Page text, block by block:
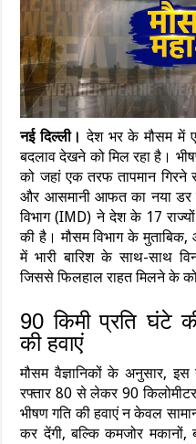
नई दिल्ली। देश भर के मौसम में
बदलाव देखने को मिल रहा है।
को जहां एक तरफ तापमान गिरने
और आसमानी आफत का नया डर
विभाग (IMD) ने देश के 17
की है। मौसम विभाग के
में भारी बारिश के साथ-साथ
जिससे फिलहाल राहत मिलने के
90 किमी प्रति घंटे
की हवाएं
मौसम वैज्ञानिकों के अनुसार,
रफ्तार 80 से लेकर 90
भीषण गति की हवाएं न केवल
कर देंगी, बल्कि कमजोर